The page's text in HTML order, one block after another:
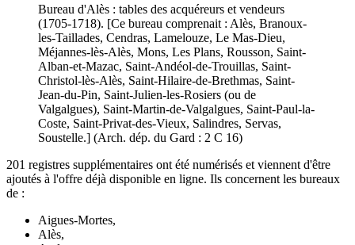
Bureau d'Alès : tables des acquéreurs et vendeurs
(1705-1718). [Ce bureau comprenait : Alès, Branoux-
les-Taillades, Cendras, Lamelouze, Le Mas-Dieu,
Méjannes-lès-Alès, Mons, Les Plans, Rousson, Saint-
Alban-et-Mazac, Saint-Andéol-de-Trouillas, Saint-
Christol-lès-Alès, Saint-Hilaire-de-Brethmas, Saint-
Jean-du-Pin, Saint-Julien-les-Rosiers (ou de
Valgalgues), Saint-Martin-de-Valgalgues, Saint-Paul-la-
Coste, Saint-Privat-des-Vieux, Salindres, Servas,
Soustelle.] (Arch. dép. du Gard : 2 C 16)
201 registres supplémentaires ont été numérisés et viennent d'être
ajoutés à l'offre déjà disponible en ligne. Ils concernent les bureaux
de :
Aigues-Mortes,
Alès,